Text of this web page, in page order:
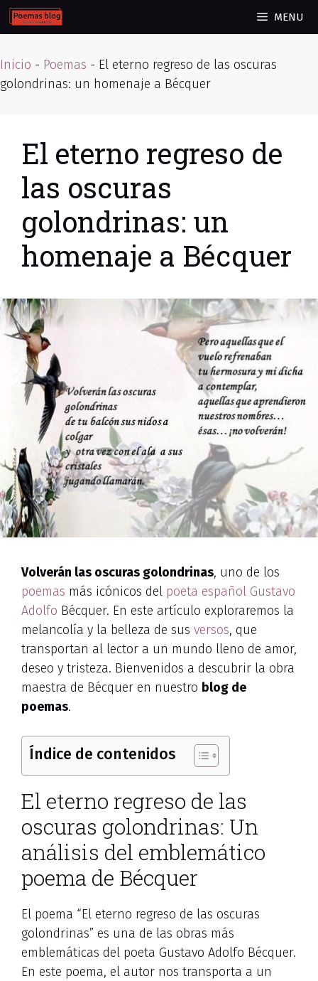
Skip
to
MENU
Inicio - Poemas - El eterno regreso de las oscuras
golondrinas: un homenaje a Bécquer
El eterno regreso de
las oscuras
golondrinas: un
homenaje a Bécquer
Volverán las oscuras golondrinas, uno de los
poemas más icónicos del poeta español Gustavo
Adolfo Bécquer. En este artículo exploraremos la
melancolía y la belleza de sus versos, que
transportan al lector a un mundo lleno de amor,
deseo y tristeza. Bienvenidos a descubrir la obra
maestra de Bécquer en nuestro blog de
poemas.
Índice de contenidos
El eterno regreso de las
oscuras golondrinas: Un
análisis del emblemático
poema de Bécquer
El poema “El eterno regreso de las oscuras
golondrinas” es una de las obras más
emblemáticas del poeta Gustavo Adolfo Bécquer.
En este poema, el autor nos transporta a un